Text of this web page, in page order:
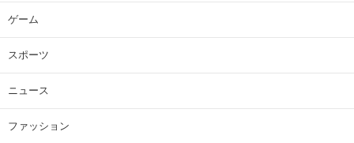
ゲーム
スポーツ
ニュース
ファッション